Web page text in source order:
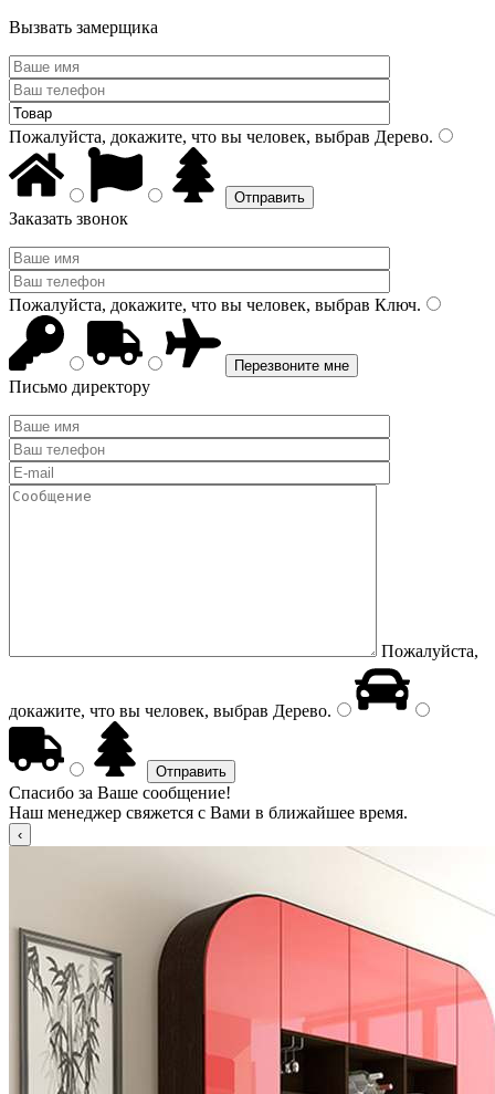
Вызвать замерщика
Пожалуйста, докажите, что вы человек, выбрав Дерево.
Заказать звонок
Пожалуйста, докажите, что вы человек, выбрав Ключ.
Письмо директору
Пожалуйста,
докажите, что вы человек, выбрав Дерево.
Спасибо за Ваше сообщение!
Наш менеджер свяжется с Вами в ближайшее время.